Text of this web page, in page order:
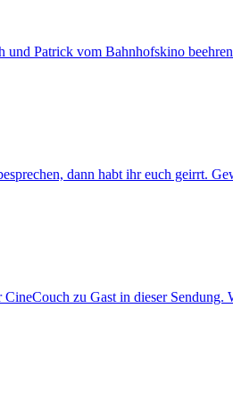
und Patrick vom Bahnhofskino
dann habt ihr euch geirrt.
zu Gast in dieser